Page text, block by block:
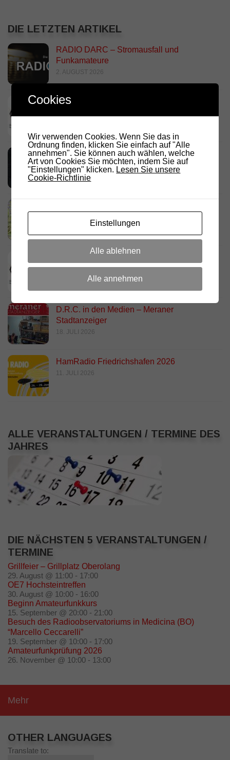
DIE LETZTEN ARTIKEL
RADIO DARC – Stromausfall und
Funkamateure
2. AUGUST 2026
Deutschland Rundspruch 30/2026
Neues dashboard für APRS Digi
28. JULI 2026
23. JULI 2026
23. JULI 2026
D.R.C. in den Medien – Meraner
Stadtanzeiger
18. JULI 2026
HamRadio Friedrichshafen 2026
11. JULI 2026
ALLE VERANSTALTUNGEN / TERMINE DES
JAHRES
DIE NÄCHSTEN 5 VERANSTALTUNGEN /
TERMINE
Grillfeier – Grillplatz Oberolang
29. August @ 11:00 - 17:00
OE7 Hochsteintreffen
30. August @ 10:00 - 16:00
Beginn Amateurfunkkurs
15. September @ 20:00 - 21:00
Besuch des Radioobservatoriums in Medicina (BO)
“Marcello Ceccarelli”
19. September @ 10:00 - 17:00
Amateurfunkprüfung 2026
26. November @ 10:00 - 13:00
Mehr
OTHER LANGUAGES
Translate to:
Cookies
Wir verwenden Cookies. Wenn Sie das in
Ordnung finden, klicken Sie einfach auf "Alle
annehmen". Sie können auch wählen, welche
Art von Cookies Sie möchten, indem Sie auf
"Einstellungen" klicken. Lesen Sie unsere
Cookie-Richtlinie
Einstellungen
Alle ablehnen
Alle annehmen